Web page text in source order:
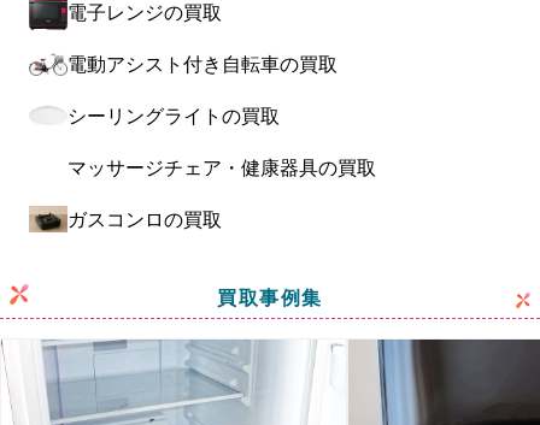
電子レンジの買取
電動アシスト付き自転車の買取
シーリングライトの買取
マッサージチェア・健康器具の買取
ガスコンロの買取
買取事例集